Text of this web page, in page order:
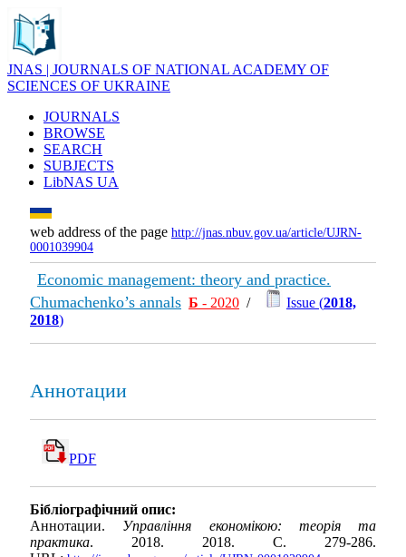
JNAS | JOURNALS OF NATIONAL ACADEMY OF
SCIENCES OF UKRAINE
JOURNALS
BROWSE
SEARCH
SUBJECTS
LibNAS UA
web address of the page http://jnas.nbuv.gov.ua/article/UJRN-
0001039904
Economic management: theory and practice.
Chumachenko’s annals Б - 2020 / Issue (2018,
2018)
Аннотации
PDF
Бібліографічний опис:
Аннотации. Управління економікою: теорія та
практика. 2018. 2018. С. 279-286.